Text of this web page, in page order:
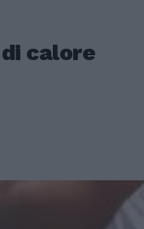
calore